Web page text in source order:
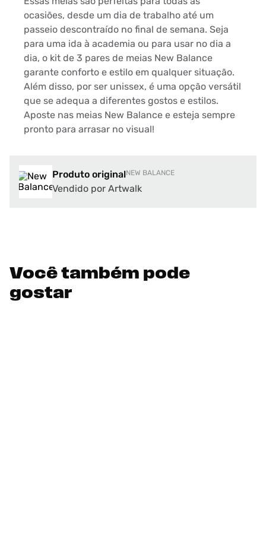
ocasiões, desde um dia de trabalho até um
passeio descontraído no final de semana. Seja
para uma ida à academia ou para usar no dia a
dia, o kit de 3 pares de meias New Balance
garante conforto e estilo em qualquer situação.
Além disso, por ser unissex, é uma opção versátil
que se adequa a diferentes gostos e estilos.
Aposte nas meias New Balance e esteja sempre
pronto para arrasar no visual!
Produto originalNEW BALANCE
Vendido por Artwalk
Você também pode
gostar